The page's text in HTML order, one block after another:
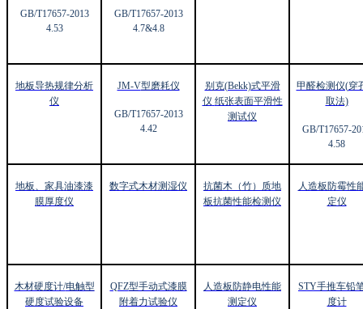
GB/T17657-2013
4.53
GB/T17657-2013
4.7&4.8
地板导热规律分析
仪
JM-V型磨耗仪
GB/T17657-2013
4.42
别克(Bekk)式平滑
仪 纸张表面平滑性
测试仪
甲醛检测仪(穿
取法)
GB/T17657-
4.58
地板、家具油漆漆
膜厚度仪
数字式木材测湿仪
抗菌木（竹）质地
板抗菌性能检测仪
人造板防霉性
定仪
木材硬度计/电触型
硬度试验设备
QFZ型手动式漆膜
附着力试验仪
人造板防静电性能
测定仪
STY手推车铅
度计